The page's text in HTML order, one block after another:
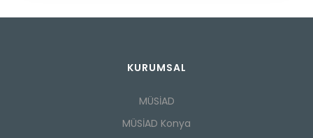
KURUMSAL
MÜSİAD
MÜSİAD Konya